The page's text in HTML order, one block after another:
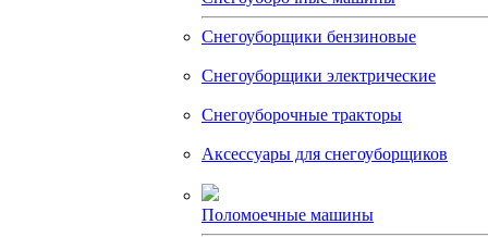
Снегоуборщики бензиновые
Снегоуборщики электрические
Снегоуборочные тракторы
Аксессуары для снегоуборщиков
Поломоечные машины